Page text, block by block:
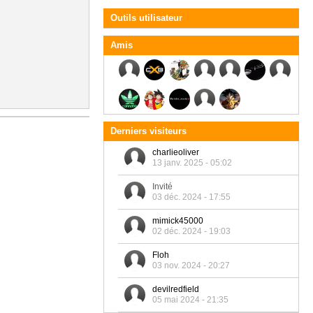
Outils utilisateur
Amis
Derniers visiteurs
charlieoliver
13 janv. 2025 - 05:02
Invité
03 déc. 2024 - 17:55
mimick45000
02 déc. 2024 - 19:03
Floh
03 nov. 2024 - 20:27
devilredfield
05 mai 2024 - 21:35